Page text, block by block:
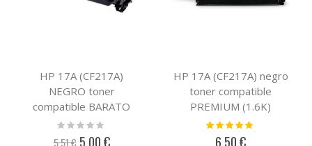
HP 17A (CF217A)
NEGRO toner
compatible BARATO
(1.6K)
Rating:
5,51 € Precio
5,00 €
HP 17A (CF217A) negro
toner compatible
PREMIUM (1.6K)
Valoración:
6,50 €